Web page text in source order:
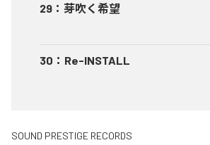
29 ： 芽吹く希望
30 ： Re-INSTALL
SOUND PRESTIGE RECORDS